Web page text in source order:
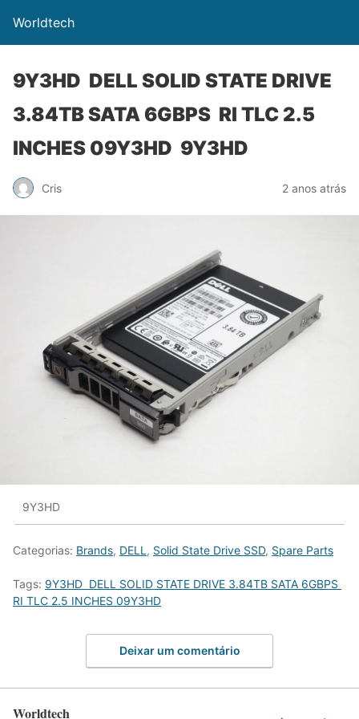
Worldtech
9Y3HD DELL SOLID STATE DRIVE
3.84TB SATA 6GBPS RI TLC 2.5
INCHES 09Y3HD 9Y3HD
Cris 2 anos atrás
9Y3HD
Categorias: Brands, DELL , Solid State Drive SSD, Spare Parts
Tags: 9Y3HD DELL SOLID STATE DRIVE 3.84TB SATA 6GBPS
RI TLC 2.5 INCHES 09Y3HD
Deixar um comentário
Worldtech